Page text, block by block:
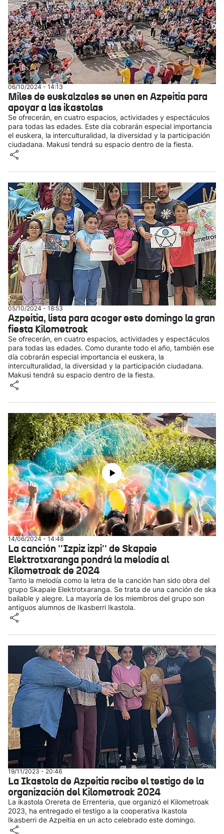
06/10/2024 - 14:13
Miles de euskalzales se unen en Azpeitia para
apoyar a las ikastolas
Se ofrecerán, en cuatro espacios, actividades y espectáculos
para todas las edades. Este día cobrarán especial importancia
el euskera, la interculturalidad, la diversidad y la participación
ciudadana. Makusi tendrá su espacio dentro de la fiesta.
05/10/2024 - 18:53
Azpeitia, lista para acoger este domingo la gran
fiesta Kilometroak
Se ofrecerán, en cuatro espacios, actividades y espectáculos
para todas las edades. Como durante todo el año, también ese
día cobrarán especial importancia el euskera, la
interculturalidad, la diversidad y la participación ciudadana.
Makusi tendrá su espacio dentro de la fiesta.
14/06/2024 - 14:48
La canción ''Izpiz izpi'' de Skapaie
Elektrotxaranga pondrá la melodía al
Kilometroak de 2024
Tanto la melodía como la letra de la canción han sido obra del
grupo Skapaie Elektrotxaranga. Se trata de una canción de ska
bailable y alegre. La mayoría de los miembros del grupo son
antiguos alumnos de Ikasberri Ikastola.
19/11/2023 - 20:46
La Ikastola de Azpeitia recibe el testigo de la
organización del Kilometroak 2024
La ikastola Orereta de Errenteria, que organizó el Kilometroak
2023, ha entregado el testigo a la cooperativa Ikastola
Ikasberri de Azpeitia en un acto celebrado este domingo.